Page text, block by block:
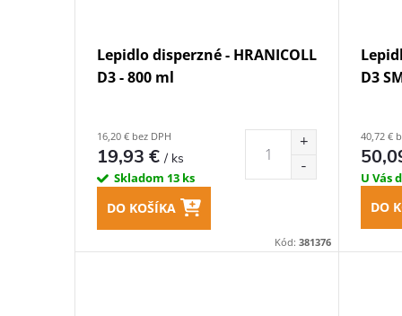
Lepidlo disperzné - HRANICOLL
D3 - 800 ml
16,20 € bez DPH
19,93 €/ ks
Skladom 13 ks
DO KOŠÍKA
Kód:381376
D3
40,72 €
U Vás
DO